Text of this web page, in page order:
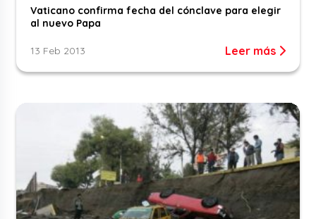
Vaticano confirma fecha del cónclave para elegir
al nuevo Papa
13 Feb 2013 Leer más